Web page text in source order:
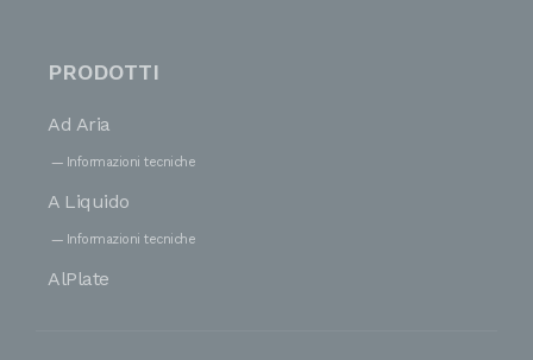
PRODOTTI
Ad Aria
Informazioni tecniche
A Liquido
Informazioni tecniche
AlPlate